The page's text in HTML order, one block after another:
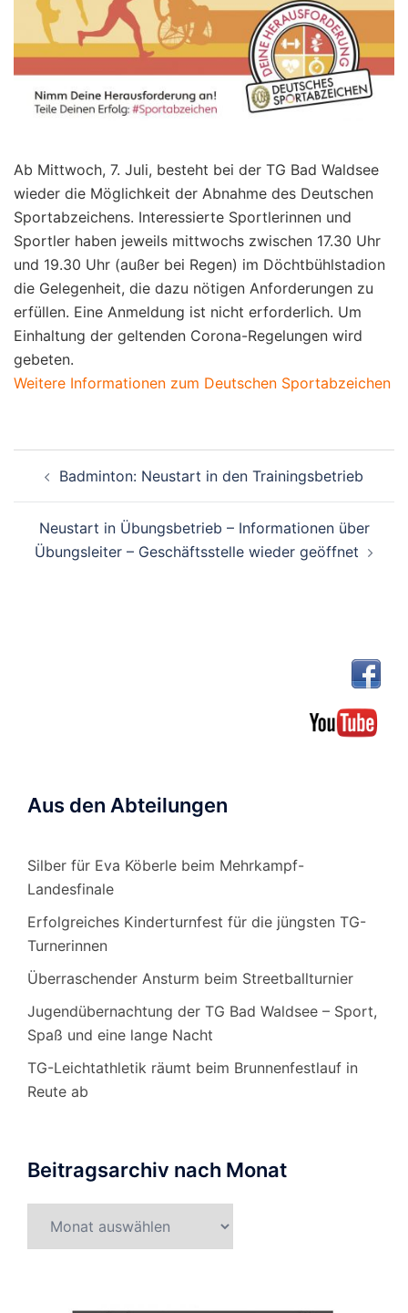
Ab Mittwoch, 7. Juli, besteht bei der TG Bad Waldsee
wieder die Möglichkeit der Abnahme des Deutschen
Sportabzeichens. Interessierte Sportlerinnen und
Sportler haben jeweils mittwochs zwischen 17.30 Uhr
und 19.30 Uhr (außer bei Regen) im Döchtbühlstadion
die Gelegenheit, die dazu nötigen Anforderungen zu
erfüllen. Eine Anmeldung ist nicht erforderlich. Um
Einhaltung der geltenden Corona-Regelungen wird
gebeten.
Weitere Informationen zum Deutschen Sportabzeichen
Badminton: Neustart in den Trainingsbetrieb
Neustart in Übungsbetrieb – Informationen über
Übungsleiter – Geschäftsstelle wieder geöffnet
Aus den Abteilungen
Silber für Eva Köberle beim Mehrkampf-
Landesfinale
Erfolgreiches Kinderturnfest für die jüngsten TG-
Turnerinnen
Überraschender Ansturm beim Streetballturnier
Jugendübernachtung der TG Bad Waldsee – Sport,
Spaß und eine lange Nacht
TG-Leichtathletik räumt beim Brunnenfestlauf in
Reute ab
Beitragsarchiv nach Monat